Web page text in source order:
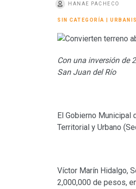
HANAE PACHECO
SIN CATEGORÍA
Con una inversión de
San Juan del Río
El Gobierno Municipal
Territorial y Urbano
Víctor Marín Hidalgo,
2,000,000 de pesos,